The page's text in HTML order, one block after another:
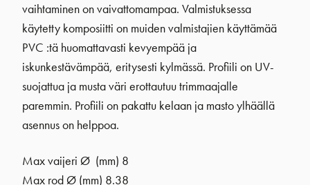
vaihtaminen on vaivattomampaa. Valmistuksessa
käytetty komposiitti on muiden valmistajien käyttämää
PVC :tä huomattavasti kevyempää ja
iskunkestävämpää, eritysesti kylmässä. Profiili on UV-
suojattua ja musta väri erottautuu trimmaajalle
paremmin. Profiili on pakattu kelaan ja masto ylhäällä
asennus on helppoa.
Max vaijeri Ø (mm) 8
Max rod Ø (mm) 8.38